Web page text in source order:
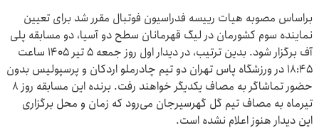
براساس مصوبه هیات رییسه فدراسیون فوتبال مقرر شد برای تعیین
نماینده سوم کشورمان در لیگ قهرمانان سطح دو آسیا، دو مسابقه پلی
آف برگزار شود. بدین ترتیب،‌ در دیدار اول روز جمعه ۵ تیر ۱۴۰۵ ساعت
۱۸:۴۵ در ورزشگاه پاس تهران دو تیم چادرملو اردکان و پرسپولیس بدون
حضور تماشاگر به مصاف یکدیگر خواهند رفت. برنده این مسابقه روز ۸
تیرماه به مصاف تیم گل گهرسیرجان می‌رود که زمان و محل برگزاری
این دیدار هنوز اعلام نشده است.